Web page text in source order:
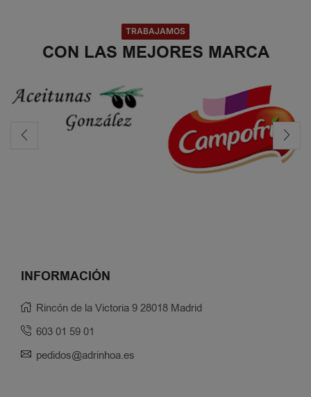
TRABAJAMOS
CON LAS MEJORES MARCA
INFORMACIÓN
Rincón de la Victoria 9 28018 Madrid
603 01 59 01
pedidos@adrinhoa.es